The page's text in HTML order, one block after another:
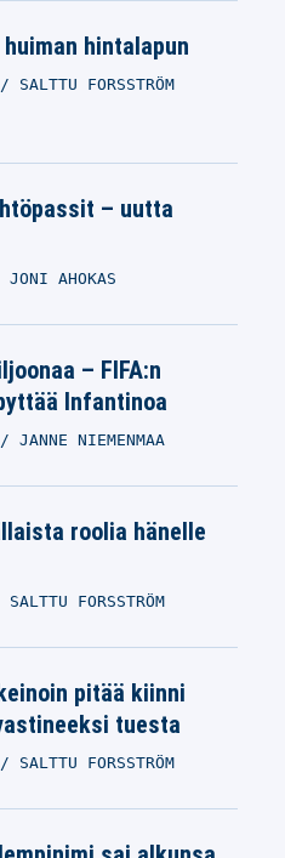
hintalapun
SALTTU FORSSTRÖM
– uutta
JONI AHOKAS
– FIFA:n
Infantinoa
JANNE NIEMENMAA
roolia hänelle
SALTTU FORSSTRÖM
pitää kiinni
tuesta
SALTTU FORSSTRÖM